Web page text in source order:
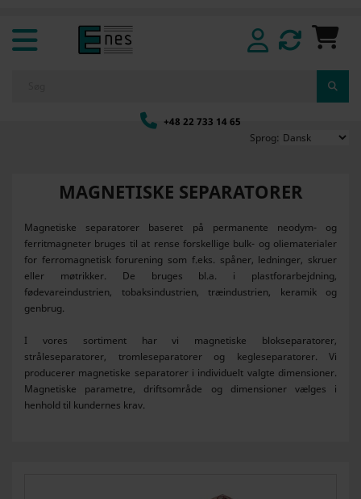
+48 22 733 14 65
Sprog:
MAGNETISKE SEPARATORER
Magnetiske separatorer baseret på permanente neodym- og
ferritmagneter bruges til at rense forskellige bulk- og oliematerialer
for ferromagnetisk forurening som f.eks. spåner, ledninger, skruer
eller møtrikker. De bruges bl.a. i plastforarbejdning,
fødevareindustrien, tobaksindustrien, træindustrien, keramik og
genbrug.
I vores sortiment har vi magnetiske blokseparatorer,
stråleseparatorer, tromleseparatorer og kegleseparatorer. Vi
producerer magnetiske separatorer i individuelt valgte dimensioner.
Magnetiske parametre, driftsområde og dimensioner vælges i
henhold til kundernes krav.